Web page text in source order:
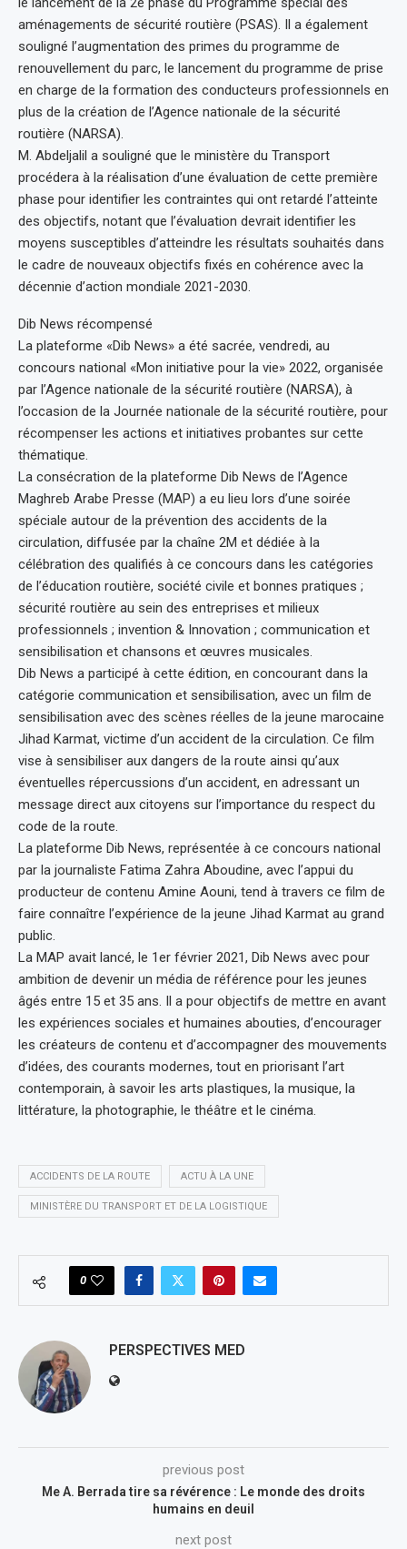
aménagements de sécurité routière (PSAS). Il a également
souligné l’augmentation des primes du programme de
renouvellement du parc, le lancement du programme de prise
en charge de la formation des conducteurs professionnels en
plus de la création de l’Agence nationale de la sécurité
routière (NARSA).
M. Abdeljalil a souligné que le ministère du Transport
procédera à la réalisation d’une évaluation de cette première
phase pour identifier les contraintes qui ont retardé l’atteinte
des objectifs, notant que l’évaluation devrait identifier les
moyens susceptibles d’atteindre les résultats souhaités dans
le cadre de nouveaux objectifs fixés en cohérence avec la
décennie d’action mondiale 2021-2030.
Dib News récompensé
La plateforme «Dib News» a été sacrée, vendredi, au
concours national «Mon initiative pour la vie» 2022, organisée
par l’Agence nationale de la sécurité routière (NARSA), à
l’occasion de la Journée nationale de la sécurité routière, pour
récompenser les actions et initiatives probantes sur cette
thématique.
La consécration de la plateforme Dib News de l’Agence
Maghreb Arabe Presse (MAP) a eu lieu lors d’une soirée
spéciale autour de la prévention des accidents de la
circulation, diffusée par la chaîne 2M et dédiée à la
célébration des qualifiés à ce concours dans les catégories
de l’éducation routière, société civile et bonnes pratiques ;
sécurité routière au sein des entreprises et milieux
professionnels ; invention & Innovation ; communication et
sensibilisation et chansons et œuvres musicales.
Dib News a participé à cette édition, en concourant dans la
catégorie communication et sensibilisation, avec un film de
sensibilisation avec des scènes réelles de la jeune marocaine
Jihad Karmat, victime d’un accident de la circulation. Ce film
vise à sensibiliser aux dangers de la route ainsi qu’aux
éventuelles répercussions d’un accident, en adressant un
message direct aux citoyens sur l’importance du respect du
code de la route.
La plateforme Dib News, représentée à ce concours national
par la journaliste Fatima Zahra Aboudine, avec l’appui du
producteur de contenu Amine Aouni, tend à travers ce film de
faire connaître l’expérience de la jeune Jihad Karmat au grand
public.
La MAP avait lancé, le 1er février 2021, Dib News avec pour
ambition de devenir un média de référence pour les jeunes
âgés entre 15 et 35 ans. Il a pour objectifs de mettre en avant
les expériences sociales et humaines abouties, d’encourager
les créateurs de contenu et d’accompagner des mouvements
d’idées, des courants modernes, tout en priorisant l’art
contemporain, à savoir les arts plastiques, la musique, la
littérature, la photographie, le théâtre et le cinéma.
ACCIDENTS DE LA ROUTE ACTU À LA UNE
MINISTÈRE DU TRANSPORT ET DE LA LOGISTIQUE
0
PERSPECTIVES MED
previous post
Me A. Berrada tire sa révérence : Le monde des droits
humains en deuil
next post